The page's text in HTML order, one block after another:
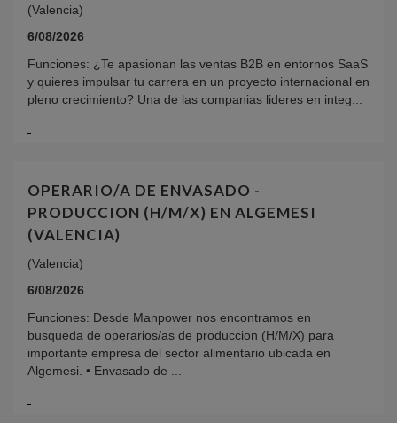
(Valencia)
6/08/2026
Funciones: ¿Te apasionan las ventas B2B en entornos SaaS
y quieres impulsar tu carrera en un proyecto internacional en
pleno crecimiento? Una de las companias lideres en integ...
OPERARIO/A DE ENVASADO -
PRODUCCION (H/M/X) EN ALGEMESI
(VALENCIA)
(Valencia)
6/08/2026
Funciones: Desde Manpower nos encontramos en
busqueda de operarios/as de produccion (H/M/X) para
importante empresa del sector alimentario ubicada en
Algemesi. • Envasado de ...